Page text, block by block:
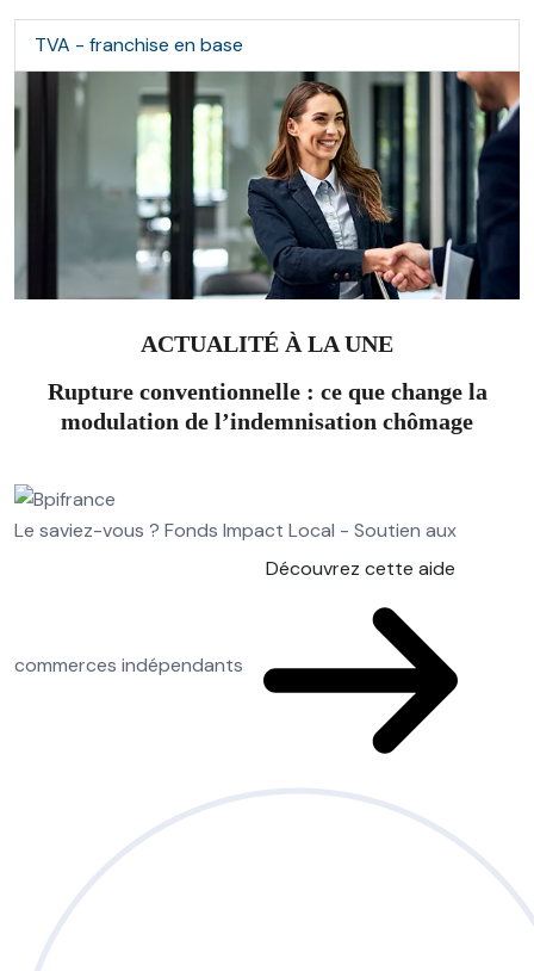
TVA - franchise en base
ACTUALITÉ À LA UNE
Rupture conventionnelle : ce que change la
modulation de l’indemnisation chômage
Le saviez-vous ? Fonds Impact Local - Soutien aux
commerces indépendants
Découvrez cette aide